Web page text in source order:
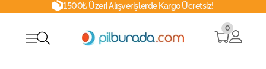
1500₺ Üzeri Alışverişlerde Kargo Ücretsiz!
0